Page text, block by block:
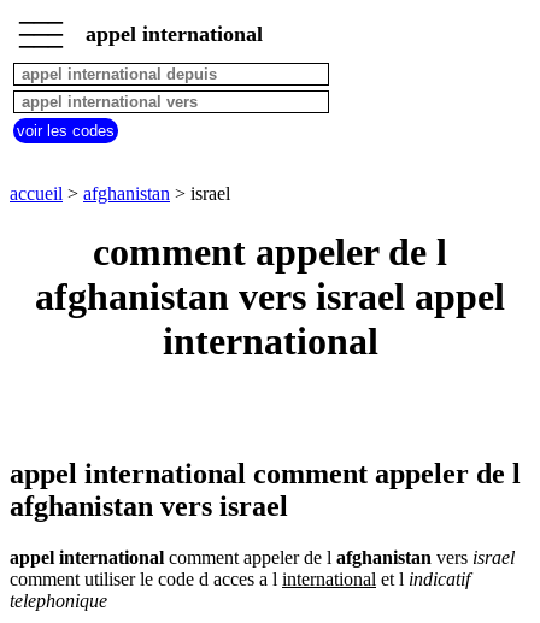
accueil
afghanistan
appel
depuis
pays
commencant
D E
G
R S T
U
W X Y Z
___
___ appel international
voir les codes
accueil > afghanistan > israel
comment appeler de l
afghanistan vers israel appel
international
appel international comment appeler de l
afghanistan vers israel
appel international comment appeler de l afghanistan vers israel
comment utiliser le code d acces a l international et l indicatif
telephonique